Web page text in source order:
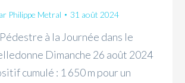
Philippe Metral 31 août 2024
à la Journée dans le
Dimanche 26 août 2024
cumulé : 1 650 m pour un